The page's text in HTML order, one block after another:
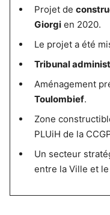
Projet de
Giorgien 2020.
Le projet a été
Tribunal
Aménagement
Toulombief.
Zone
PLUiH de la
Un secteur
entre la Ville et